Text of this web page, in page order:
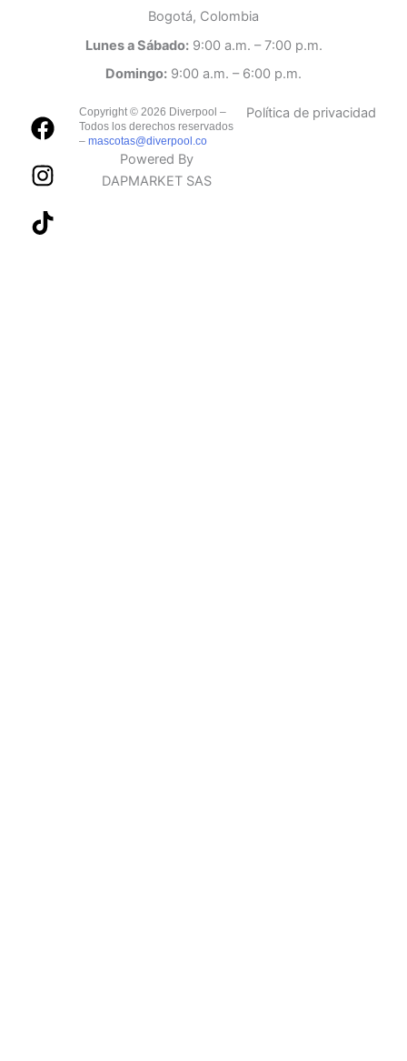
Bogotá, Colombia
Lunes a Sábado:9:00 a.m. – 7:00 p.m.
Domingo: 9:00 a.m. – 6:00 p.m.
F
a
c
e
b
o
I
n
s
t
a
g
T
i
k
t
o
k
Copyright ©️ 2026 Diverpool –
Todos los derechos reservados
–mascotas@diverpool.co
Powered By
DAPMARKET SAS
Política de privacidad